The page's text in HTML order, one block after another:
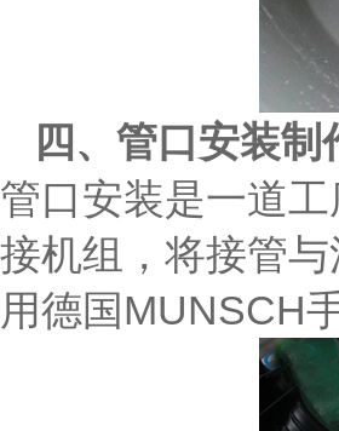
四、管口安装制
管口安装是一道
接机组，将接管
用德国MUNSCH